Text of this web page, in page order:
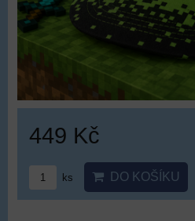
449 Kč
ks DO KOŠÍKU